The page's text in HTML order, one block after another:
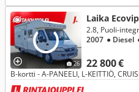
26
Laika
22 800 €
2007 ● Diesel
B-kortti - A-PANEELI, L-KEITTIÖ,